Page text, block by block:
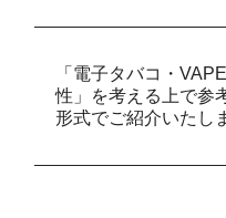
「電子タバコ・
性」を考える上で参
形式でご紹介いたし